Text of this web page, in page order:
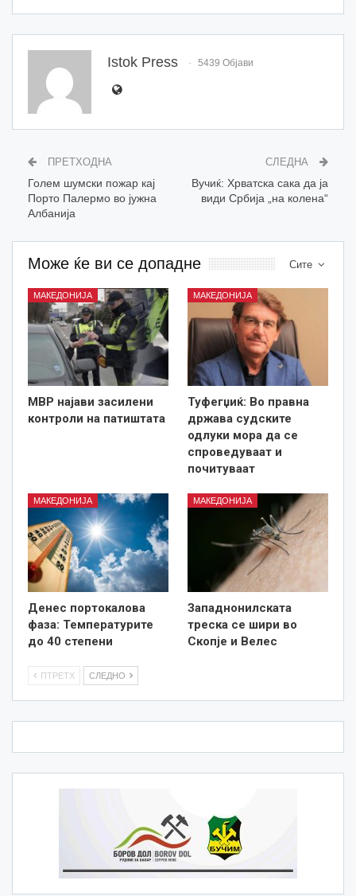
Istok Press 5439 Објави
ПРЕТХОДНА
Голем шумски пожар кај
Порто Палермо во јужна
Албанија
СЛЕДНА
Вучиќ: Хрватска сака да ја
види Србија „на колена“
Сите
Може ќе ви се допадне
МАКЕДОНИЈА
МВР најави засилени
контроли на патиштата
МАКЕДОНИЈА
Туфегџиќ: Во правна
држава судските
одлуки мора да се
спроведуваат и
почитуваат
МАКЕДОНИЈА
Денес портокалова
фаза: Температурите
до 40 степени
МАКЕДОНИЈА
Западнонилската
треска се шири во
Скопје и Велес
ПТРЕТХ СЛЕДНО